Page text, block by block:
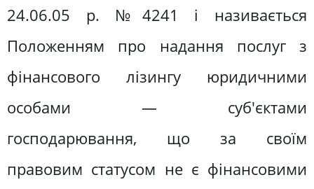
24.06.05 р. №4241 і називається
Положенням про надання послуг з
фінансового лізингу юридичними
особами — суб'єктами
господарювання, що за своїм
правовим статусом не є фінансовими